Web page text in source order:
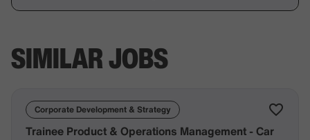
SIMILAR JOBS
Corporate Development & Strategy
Trainee Product & Operations Management - Car